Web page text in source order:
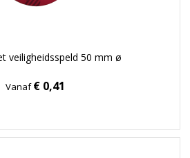
veiligheidsspeld 50 mm ø
Vanaf€ 0,41